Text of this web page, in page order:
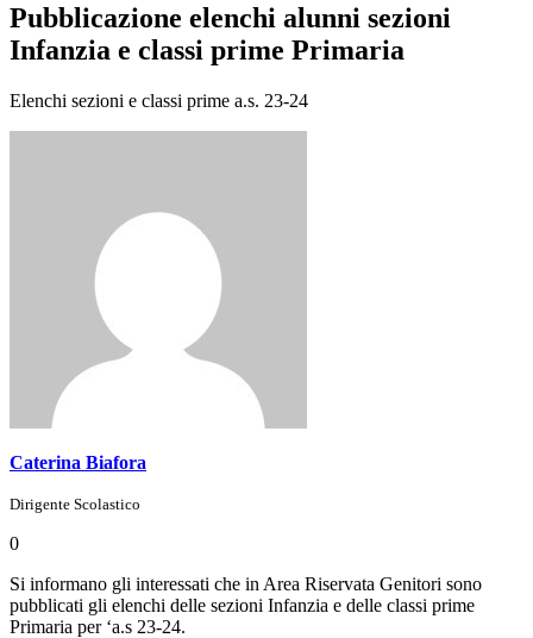
Pubblicazione elenchi alunni sezioni
Infanzia e classi prime Primaria
Elenchi sezioni e classi prime a.s. 23-24
Caterina Biafora
Dirigente Scolastico
0
Si informano gli interessati che in Area Riservata Genitori sono
pubblicati gli elenchi delle sezioni Infanzia e delle classi prime
Primaria per ‘a.s 23-24.